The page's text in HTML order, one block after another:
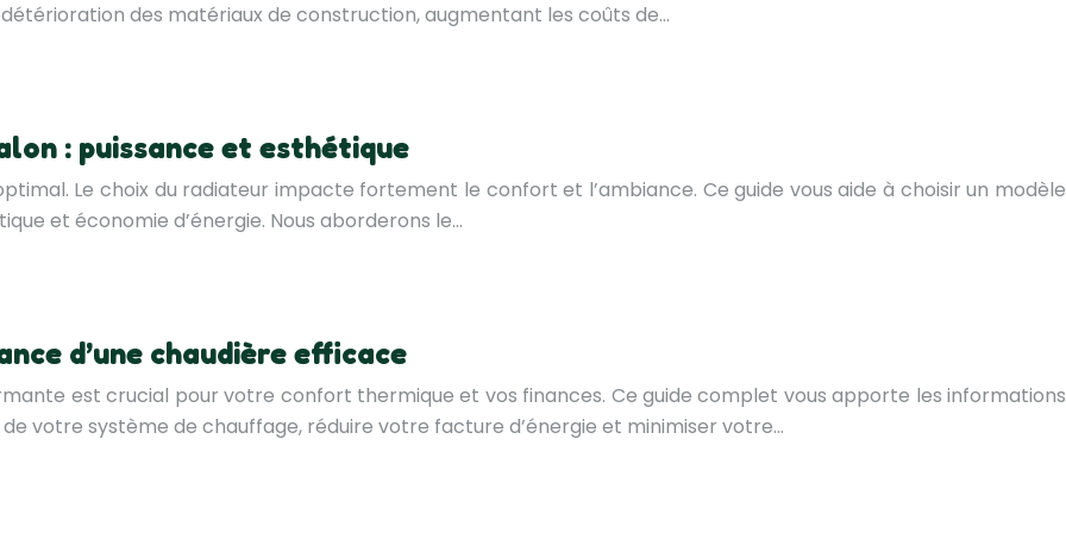
des matériaux de construction, augmentant les coûts de…
: puissance et esthétique
Le choix du radiateur impacte fortement le confort et l’ambiance. Ce guide vous aide à choisir un modèle
et économie d’énergie. Nous aborderons le…
d’une chaudière efficace
est crucial pour votre confort thermique et vos finances. Ce guide complet vous apporte les informations
votre système de chauffage, réduire votre facture d’énergie et minimiser votre…